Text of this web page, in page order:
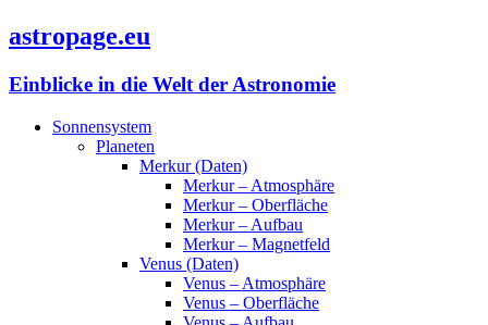
astropage.eu
Einblicke in die Welt der Astronomie
Sonnensystem
Planeten
Merkur (Daten)
Merkur – Atmosphäre
Merkur – Oberfläche
Merkur – Aufbau
Merkur – Magnetfeld
Venus (Daten)
Venus – Atmosphäre
Venus – Oberfläche